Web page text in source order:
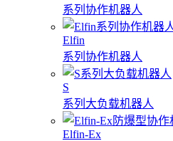
系列协作机器人
Elfin
系列协作机器人
S
系列大负载机器人
Elfin-Ex